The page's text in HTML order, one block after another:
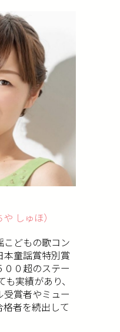
や しゅほ）
こどもの歌コン
本童謡賞特別賞
０超のステー
実績があり、
受賞者やミュー
者を続出して